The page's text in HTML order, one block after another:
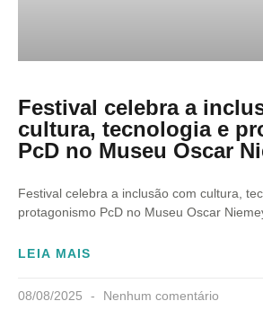
Festival celebra a
cultura, tecnologia e
PcD no Museu Oscar
Festival celebra a inclusão com cultura,
protagonismo PcD no Museu Oscar
LEIA MAIS
08/08/2025 Nenhum comentário